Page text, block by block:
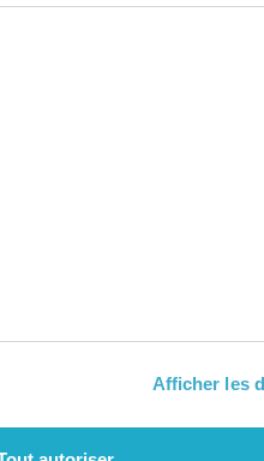
Afficher les